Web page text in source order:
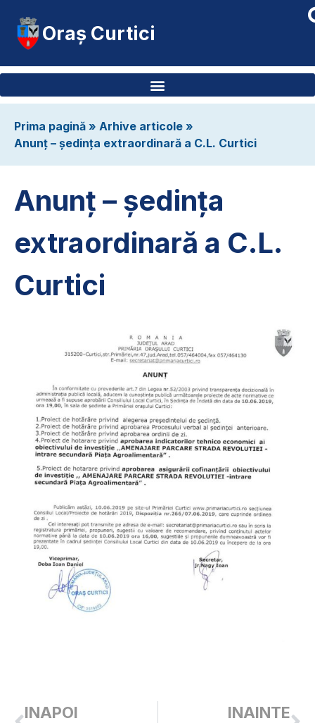
Oraș Curtici
Prima pagină » Arhive articole »
Anunț – ședința extraordinară a C.L. Curtici
Anunț – ședința
extraordinară a C.L.
Curtici
INAPOI INAINTE